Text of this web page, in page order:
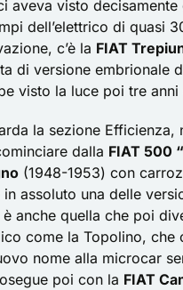
aveva visto decisamente
dell’elettrico di quasi
c’è la FIAT
di versione embrionale
visto la luce poi tre
la sezione Efficienza,
dalla FIAT 500
(1948-1953) con
in assoluto una delle
anche quella che poi
come la Topolino, che
nome alla microcar
poi con la FIAT